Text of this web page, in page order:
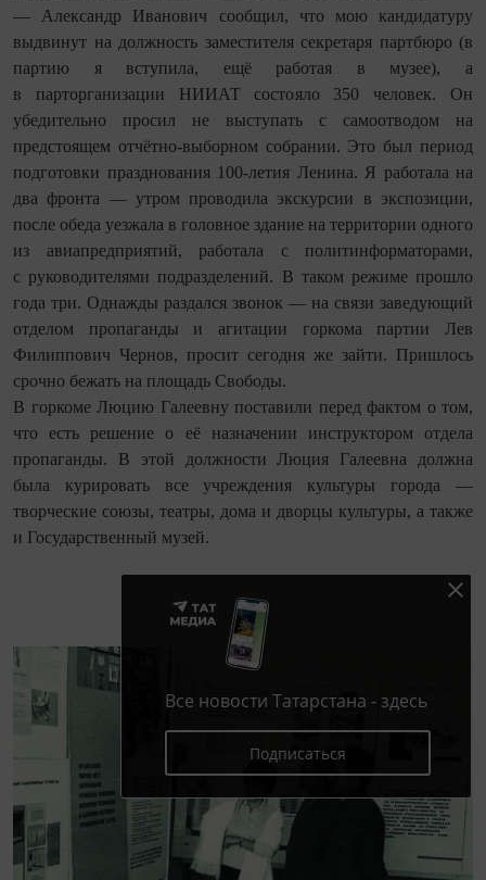
— Александр Иванович сообщил, что мою кандидатуру
выдвинут на должность заместителя секретаря партбюро (в
партию я вступила, ещё работая в музее), а
в парторганизации НИИАТ состояло 350 человек. Он
убедительно просил не выступать с самоотводом на
предстоящем отчётно-выборном собрании. Это был период
подготовки празднования 100-летия Ленина. Я работала на
два фронта — утром проводила экскурсии в экспозиции,
после обеда уезжала в головное здание на территории одного
из авиапредприятий, работала с политинформаторами,
с руководителями подразделений. В таком режиме прошло
года три. Однажды раздался звонок — на связи заведующий
отделом пропаганды и агитации горкома партии Лев
Филиппович Чернов, просит сегодня же зайти. Пришлось
срочно бежать на площадь Свободы.
В горкоме Люцию Галеевну поставили перед фактом о том,
что есть решение о её назначении инструктором отдела
пропаганды. В этой должности Люция Галеевна должна
была курировать все учреждения культуры города —
творческие союзы, театры, дома и дворцы культуры, а также
и Государственный музей.
Все новости Татарстана - здесь
Подписаться